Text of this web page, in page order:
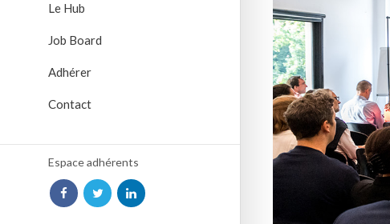
Le Hub
Job Board
Adhérer
Contact
Espace adhérents